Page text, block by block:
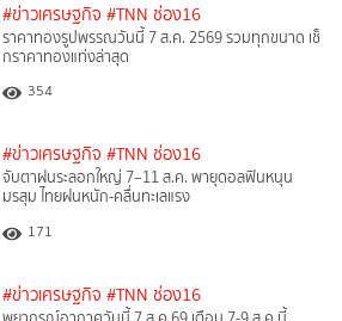
#ข่าวเศรษฐกิจ #TNN ช่อง16
ราคาทองรูปพรรณวันนี้ 7 ส.ค. 2569 รวมทุกขนาด เช็
กราคาทองแท่งล่าสุด
354
#ข่าวเศรษฐกิจ #TNN ช่อง16
จับตาฝนระลอกใหญ่ 7–11 ส.ค. พายุดอลฟินหนุน
มรสุม ไทยฝนหนัก-คลื่นทะเลแรง
171
#ข่าวเศรษฐกิจ #TNN ช่อง16